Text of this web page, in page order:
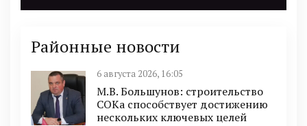
Районные новости
6 августа 2026, 16:05
М.В. Большунов: строительство
СОКа способствует достижению
нескольких ключевых целей